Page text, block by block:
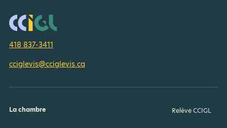
418 837-3411
cciglevis@cciglevis.ca
La chambre Relève CCIGL